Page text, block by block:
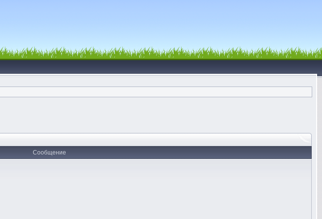
Сообщение